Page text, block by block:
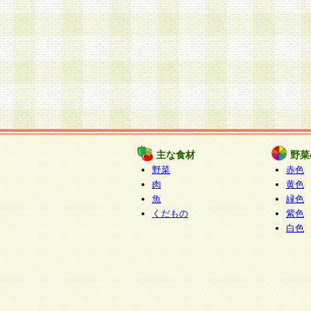
主な食材
野菜
肉
魚
くだもの
野
赤色
黄色
緑色
紫色
白色